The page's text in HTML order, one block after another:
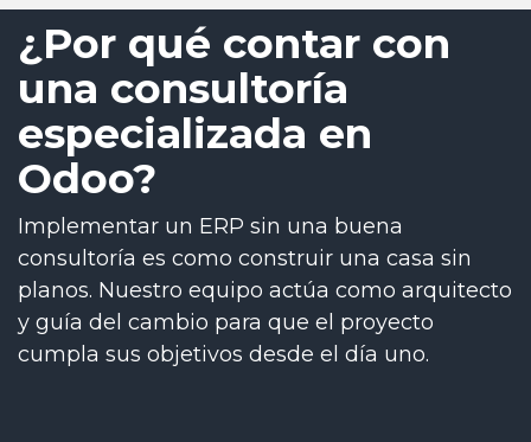
¿Por qué contar con
una consultoría
especializada en
Odoo?
Implementar un ERP sin una buena
consultoría es como construir una casa sin
planos. Nuestro equipo actúa como arquitecto
y guía del cambio para que el proyecto
cumpla sus objetivos desde el día uno.